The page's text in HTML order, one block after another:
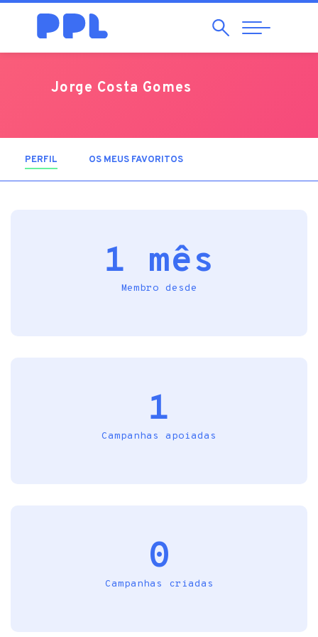
Pesquisar
Abrir
Navegação
Jorge Costa Gomes
PERFIL (SEPARADOR ATIVO)
OS MEUS FAVORITOS
1 mês
Membro desde
1
Campanhas apoiadas
0
Campanhas criadas